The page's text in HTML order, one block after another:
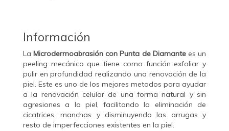
Información
LaMicrodermoabrasión con Punta de Diamantees un
peeling mecánico que tiene como función exfoliar y
pulir en profundidad realizando una renovación de la
piel. Este es uno de los mejores metodos para ayudar
a la renovación celular de una forma natural y sin
agresiones a la piel, facilitando la eliminación de
cicatrices, manchas y disminuyendo las arrugas y
resto de imperfecciones existentes en la piel.